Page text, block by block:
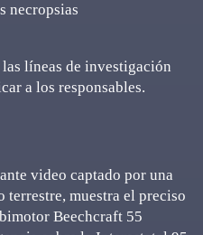
necropsias
líneas de investigación
a los responsables.
video captado por una
terrestre, muestra el preciso
Beechcraft 55